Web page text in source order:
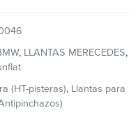
, LLANTAS MERECEDES,
(HT-pisteras), Llantas para